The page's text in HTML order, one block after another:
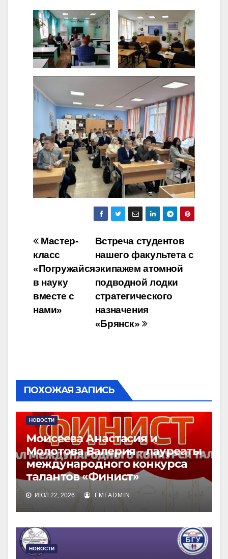
Навигация
по
записям
Встреча студентов
нашего факультета с
экипажем атомной
подводной лодки
стратегического
назначения
«Брянск»
Мастер-
класс
«Погружайся
в науку
вместе с
нами»
ПОХОЖАЯ ЗАПИСЬ
НОВОСТИ
Моисеева Анастасия и
Молотова Валерия – лауреаты
международного конкурса
талантов «Финист»
ИЮЛ 22, 2026 FMFADMIN
НОВОСТИ